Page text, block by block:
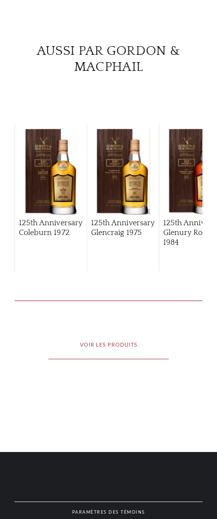
AUSSI PAR GORDON &
MACPHAIL
125th Anniversary
Coleburn 1972
125th Anniversary
Glencraig 1975
125th
Glenury Royal
1984
VOIR LES PRODUITS
PARAMÈTRES DES TÉMOINS